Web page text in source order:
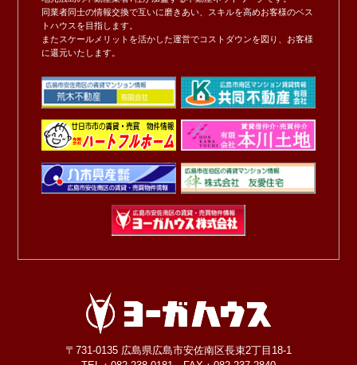
同業者同士の情報交換で互いに磨きあい、スキルを高めお客様のベス
トハウスを目指します。
またスケールメリットを活かした運営でコストダウンを図り、お客様
に還元いたします。
〒731-0135 広島県広島市安佐南区長束2丁目18-1